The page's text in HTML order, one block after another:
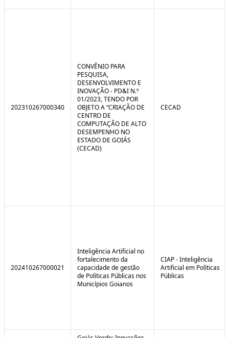
202310267000340
CONVÊNIO PARA
PESQUISA,
DESENVOLVIMENTO E
INOVAÇÃO - PD&I N.º
01/2023, TENDO POR
OBJETO A “CRIAÇÃO DE
CENTRO DE
COMPUTAÇÃO DE ALTO
DESEMPENHO NO
ESTADO DE GOIÁS
(CECAD)
CECAD
202410267000021
Inteligência Artificial no
fortalecimento da
capacidade de gestão
de Políticas Públicas nos
Municípios Goianos
CIAP - Inteligência
Artificial em Políticas
Públicas